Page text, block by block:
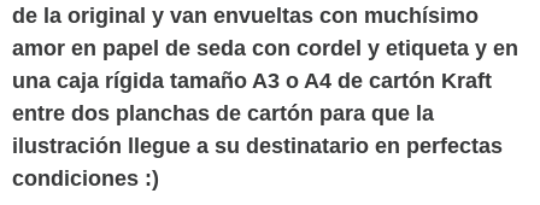
de la original y van envueltas con muchísimo
amor en papel de seda con cordel y etiqueta y en
una caja rígida tamaño A3 o A4 de cartón Kraft
entre dos planchas de cartón para que la
ilustración llegue a su destinatario en perfectas
condiciones :)